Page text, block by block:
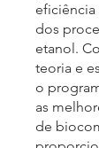
dos
etanol.
teoria e
o
as
de